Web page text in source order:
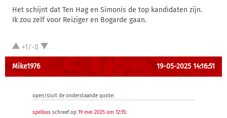
Het schijnt dat Ten Hag en Simonis de top kandidaten zijn.
Ik zou zelf voor Reiziger en Bogarde gaan.
+1/-0
Mike1976 19-05-2025 14:16:51
open/sluit de onderstaande quote:
spelbos schreef op 19 mei 2025 om 12:15: